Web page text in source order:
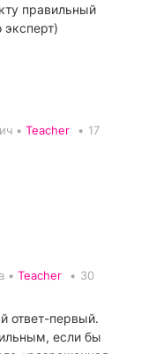
правильный
• Teacher • 17
• Teacher • 30
ответ-первый.
если бы